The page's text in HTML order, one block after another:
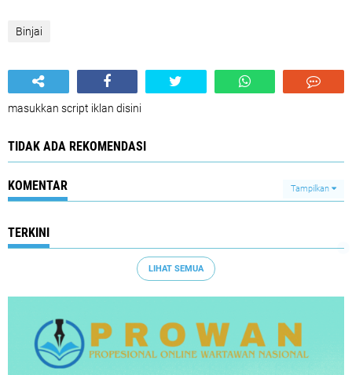
Binjai
masukkan script iklan disini
TIDAK ADA REKOMENDASI
KOMENTAR Tampilkan
TERKINI
LIHAT SEMUA